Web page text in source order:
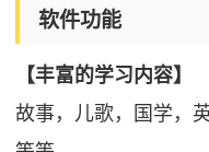
软件功能
【丰富的学习内容】
故事，儿歌，国学，